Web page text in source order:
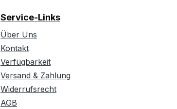
Service-Links
Über Uns
Kontakt
Verfügbarkeit
Versand & Zahlung
Widerrufsrecht
AGB